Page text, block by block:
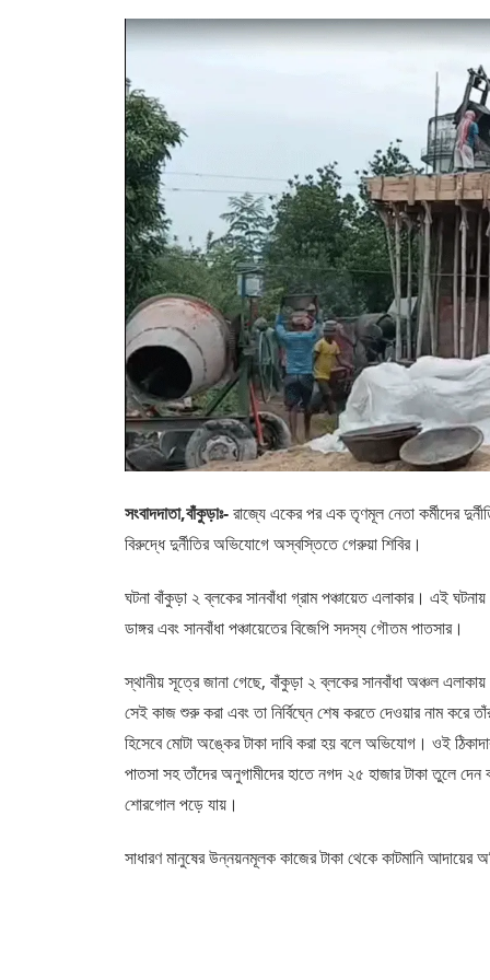
সংবাদদাতা,বাঁকুড়াঃ-রাজ্যে একের পর এক তৃণমূল নেতা কর্মীদের
বিরুদ্ধে দুর্নীতির অভিযোগে অস্বস্তিতে গেরুয়া শিবির।
ঘটনা বাঁকুড়া ২ ব্লকের সানবাঁধা গ্রাম পঞ্চায়েত এলাকার। এই
ডাঙ্গর এবং সানবাঁধা পঞ্চায়েতের বিজেপি সদস্য গৌতম পাতসার।
স্থানীয় সূত্রে জানা গেছে, বাঁকুড়া ২ ব্লকের সানবাঁধা অঞ্চল
সেই কাজ শুরু করা এবং তা নির্বিঘ্নে শেষ করতে দেওয়ার নাম করে
হিসেবে মোটা অঙ্কের টাকা দাবি করা হয় বলে অভিযোগ। ওই
পাতসা সহ তাঁদের অনুগামীদের হাতে নগদ ২৫ হাজার টাকা তুলে দেন
শোরগোল পড়ে যায়।
সাধারণ মানুষের উন্নয়নমূলক কাজের টাকা থেকে কাটমানি আদায়ের